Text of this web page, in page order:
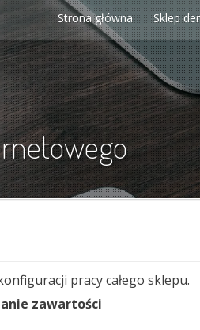
Strona główna Sklep
pracy całego sklepu.
zawartości